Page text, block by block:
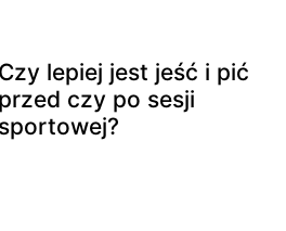
Czy lepiej jest jeść i pić
przed czy po sesji
sportowej?